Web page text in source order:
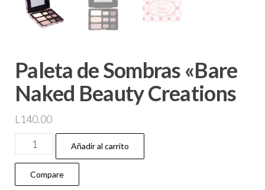
Paleta de Sombras «Bare
Naked Beauty Creations
L 140.00
Añadir al carrito
Compare